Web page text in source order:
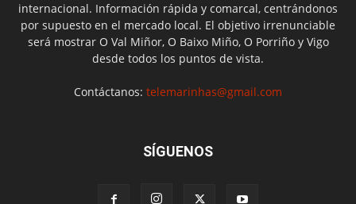
internacional. Información rápida y comarcal, centrándonos
por supuesto en el mercado local. El objetivo irrenunciable
será mostrar O Val Miñor, O Baixo Miño, O Porriño y Vigo
desde todos los puntos de vista.
Contáctanos: telemarinhas@gmail.com
SÍGUENOS